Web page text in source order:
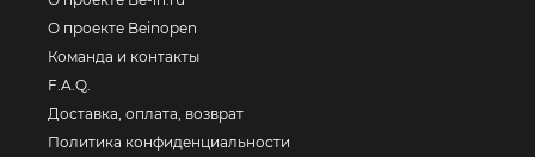
О проекте Beinopen
Команда и контакты
F.A.Q.
Доставка, оплата, возврат
Политика конфиденциальности